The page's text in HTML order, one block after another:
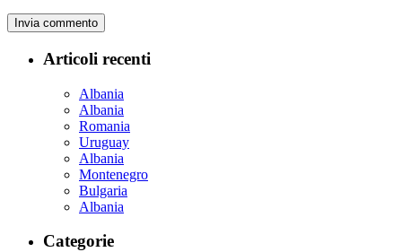
Articoli recenti
Albania
Albania
Romania
Uruguay
Albania
Montenegro
Bulgaria
Albania
Categorie